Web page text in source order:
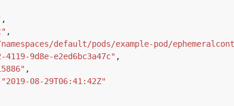
default/pods/example-pod/
4119-9d8e-e2ed6bc3a47c"
"2019-08-29T06:41:42Z"